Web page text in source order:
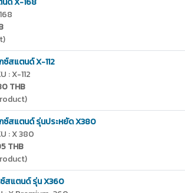
ซ์สแตนด์ X-112
: X-112
THB
ซ์สแตนด์ รุ่นประหยัด X380
: X 380
THB
ซ์สแตนด์ รุ่น X360